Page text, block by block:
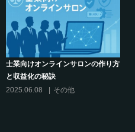
オンラインサロンでの”学び”がこれ
からのリスキリングを先導すると言